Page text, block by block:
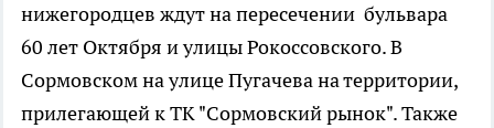
нижегородцев ждут на пересечении бульвара
60 лет Октября и улицы Рокоссовского. В
Сормовском на улице Пугачева на территории,
прилегающей к ТК "Сормовский рынок". Также